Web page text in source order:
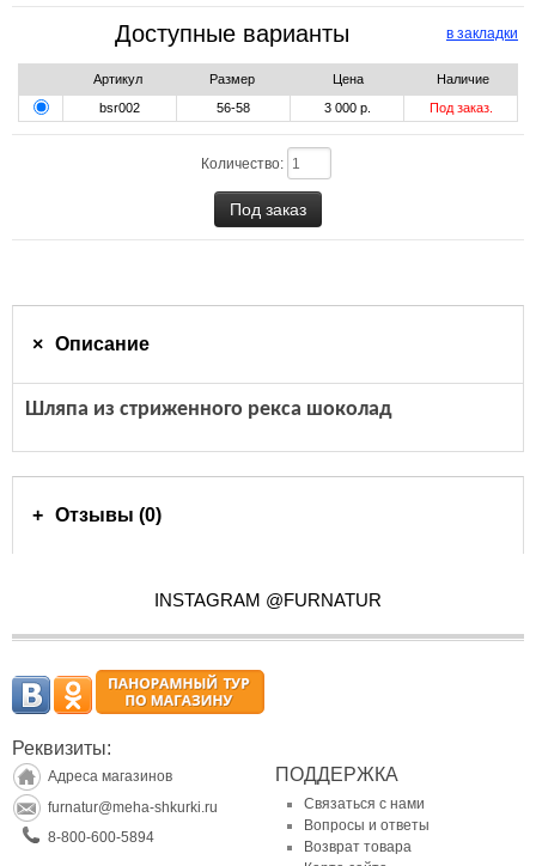
в закладки
Доступные варианты
Артикул Размер Цена
Наличие
bsr002
56-58 3 000 р. Под заказ.
Количество:
Описание
Шляпа из стриженного рекса шоколад
Отзывы (0)
INSTAGRAM @FURNATUR
Реквизиты:
Адреса магазинов
furnatur@meha-shkurki.ru
8-800-600-5894
ПОДДЕРЖКА
Связаться с нами
Вопросы и ответы
Возврат товара